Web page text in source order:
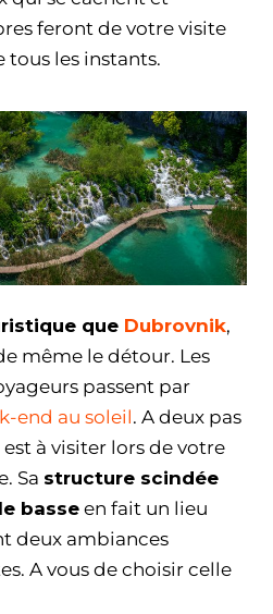
feront de votre visite
les instants.
que Dubrovnik,
même le détour. Les
passent par
end au soleil. A deux pas
à visiter lors de votre
Sa structure scindée
basse en fait un lieu
deux ambiances
A vous de choisir celle